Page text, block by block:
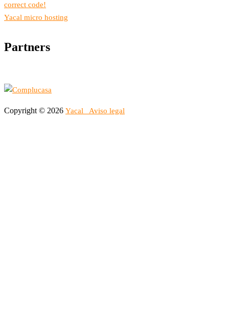
correct code!
Yacal micro hosting
Partners
Copyright © 2026 Yacal Aviso legal